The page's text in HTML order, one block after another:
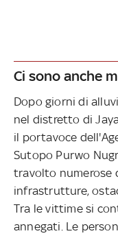
Ci sono anche
Dopo giorni di
nel distretto di
il portavoce
Sutopo Purwo
travolto numerose
infrastrutture,
Tra le vittime si
annegati. Le